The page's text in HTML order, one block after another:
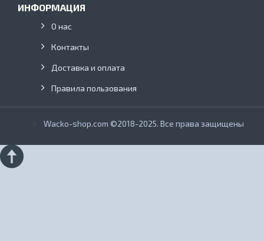
ИНФОРМАЦИЯ
О нас
Контакты
Доставка и оплата
Правила пользования
Wacko-shop.com ©2018-2025. Все права защищены